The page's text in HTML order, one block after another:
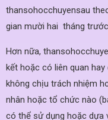
thansohocchuyensau
gian mười hai tháng
Hơn nữa,
kết hoặc có liên quan
không chịu trách nhiệm
nhân hoặc tổ chức nào
có thể sử dụng hoặc dựa